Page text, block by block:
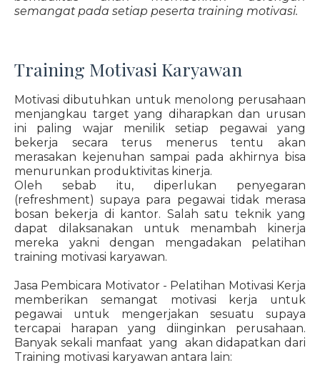
semangat pada setiap peserta training motivasi.
Training Motivasi Karyawan
Motivasi dibutuhkan untuk menolong perusahaan
menjangkau target yang diharapkan dan urusan
ini paling wajar menilik setiap pegawai yang
bekerja secara terus menerus tentu akan
merasakan kejenuhan sampai pada akhirnya bisa
menurunkan produktivitas kinerja.
Oleh sebab itu, diperlukan penyegaran
(refreshment) supaya para pegawai tidak merasa
bosan bekerja di kantor. Salah satu teknik yang
dapat dilaksanakan untuk menambah kinerja
mereka yakni dengan mengadakan pelatihan
training motivasi karyawan.
Jasa Pembicara Motivator - Pelatihan Motivasi Kerja
memberikan semangat motivasi kerja untuk
pegawai untuk mengerjakan sesuatu supaya
tercapai harapan yang diinginkan perusahaan.
Banyak sekali manfaat yang akan didapatkan dari
Training motivasi karyawan antara lain: